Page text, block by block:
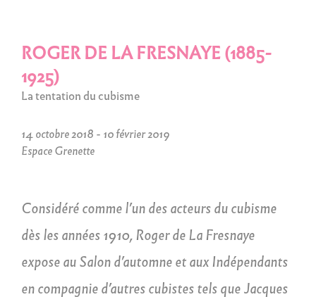
ROGER DE LA FRESNAYE (1885-
1925)
La tentation du cubisme
14 octobre 2018 - 10 février 2019
Espace Grenette
Considéré comme l’un des acteurs du cubisme
dès les années 1910, Roger de La Fresnaye
expose au Salon d’automne et aux Indépendants
en compagnie d’autres cubistes tels que Jacques